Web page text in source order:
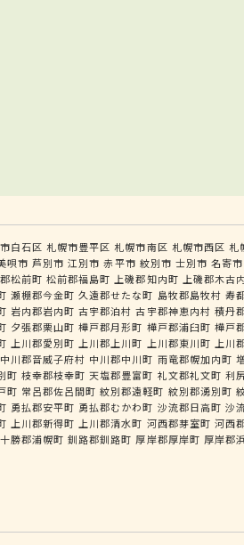
白石区 札幌市豊平区 札幌市南区 札幌市西区 札
唄市 芦別市 江別市 赤平市 紋別市 士別市 名寄市
松前町 松前郡福島町 上磯郡知内町 上磯郡木古
瀬棚郡今金町 久遠郡せたな町 島牧郡島牧村 寿
岩内郡岩内町 古宇郡泊村 古宇郡神恵内村 積丹
夕張郡栗山町 樺戸郡月形町 樺戸郡浦臼町 樺戸
上川郡愛別町 上川郡上川町 上川郡東川町 上川
中川郡音威子府村 中川郡中川町 雨竜郡幌加内町
町 枝幸郡枝幸町 天塩郡豊富町 礼文郡礼文町 利
町 常呂郡佐呂間町 紋別郡遠軽町 紋別郡湧別町
勇払郡安平町 勇払郡むかわ町 沙流郡日高町 沙
上川郡新得町 上川郡清水町 河西郡芽室町 河西
十勝郡浦幌町 釧路郡釧路町 厚岸郡厚岸町 厚岸郡